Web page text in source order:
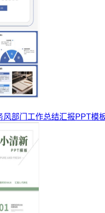
风部门工作总结汇报PPT模